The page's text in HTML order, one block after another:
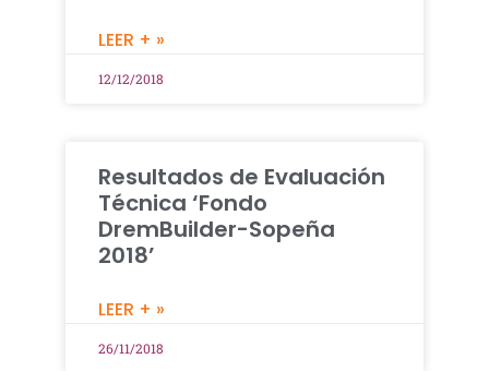
LEER + »
12/12/2018
Resultados de Evaluación
Técnica ‘Fondo
DremBuilder-Sopeña
2018’
LEER + »
26/11/2018